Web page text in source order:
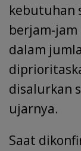
kebutuhan
berjam-
dalam
disalurkan
ujarnya.
Saat